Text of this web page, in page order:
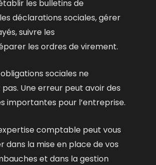
les bulletins de
déclarations sociales,gérer
suivre les
les ordres de virement.
sociales ne
pas. Une erreur peut avoir des
importantes pour l’entreprise.
comptable peut vous
dans la mise en place de vos
et dans la gestion